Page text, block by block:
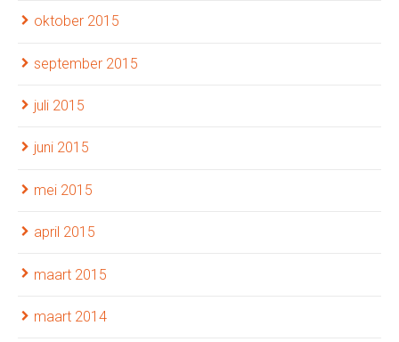
oktober 2015
september 2015
juli 2015
juni 2015
mei 2015
april 2015
maart 2015
maart 2014